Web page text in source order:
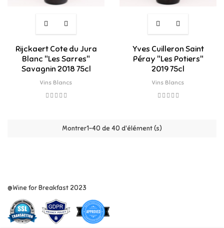
Rijckaert Cote du Jura
Blanc "Les Sarres"
Savagnin 2018 75cl
Vins Blancs
Yves Cuilleron Saint
Péray "Les Potiers"
2019 75cl
Vins Blancs
Montrer1-40 de 40 d'élément (s)
@Wine for Breakfast 2023